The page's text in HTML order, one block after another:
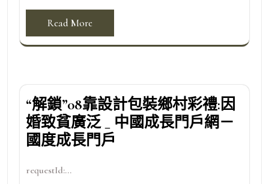
Read More
“解鎖”08靠設計包裝鄉村彩禮:因
婚致貧廣泛 _ 中國成長門戶網－
國度成長門戶
requestId:...